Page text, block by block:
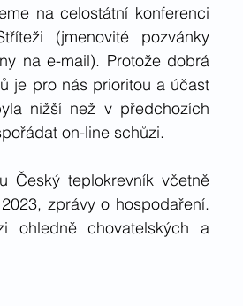
na celostátní konferenci
(jmenovité pozvánky
na e-mail). Protože dobrá
je pro nás prioritou a účast
nižší než v předchozích
on-line schůzi.
Český teplokrevník včetně
zprávy o hospodaření.
ohledně chovatelských a